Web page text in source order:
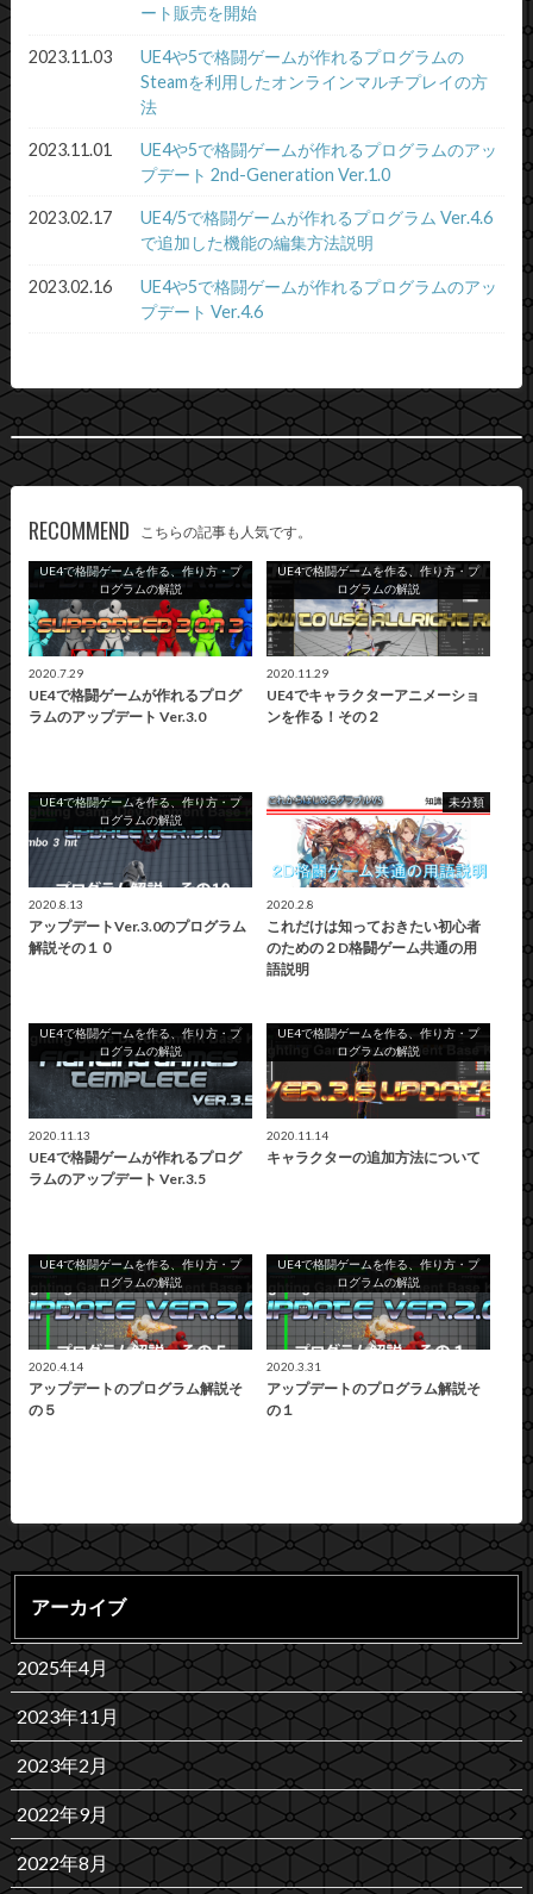
ート販売を開始
2023.11.03
UE4や5で格闘ゲームが作れるプログラムの
Steamを利用したオンラインマルチプレイの方
法
2023.11.01
UE4や5で格闘ゲームが作れるプログラムのアッ
プデート 2nd-Generation Ver.1.0
2023.02.17
UE4/5で格闘ゲームが作れるプログラム Ver.4.6
で追加した機能の編集方法説明
2023.02.16
UE4や5で格闘ゲームが作れるプログラムのアッ
プデート Ver.4.6
RECOMMEND こちらの記事も人気です。
UE4で格闘ゲームを作る、作り方・プ
ログラムの解説
2020.7.29
UE4で格闘ゲームが作れるプログ
ラムのアップデート Ver.3.0
UE4で格闘ゲームを作る、作り方・プ
ログラムの解説
2020.11.29
UE4でキャラクターアニメーショ
ンを作る！その２
UE4で格闘ゲームを作る、作り方・プ
ログラムの解説
2020.8.13
アップデートVer.3.0のプログラム
解説その１０
未分類
2020.2.8
これだけは知っておきたい初心者
のための２D格闘ゲーム共通の用
語説明
UE4で格闘ゲームを作る、作り方・プ
ログラムの解説
2020.11.13
UE4で格闘ゲームが作れるプログ
ラムのアップデート Ver.3.5
UE4で格闘ゲームを作る、作り方・プ
ログラムの解説
2020.11.14
キャラクターの追加方法について
UE4で格闘ゲームを作る、作り方・プ
ログラムの解説
2020.4.14
アップデートのプログラム解説そ
の５
UE4で格闘ゲームを作る、作り方・プ
ログラムの解説
2020.3.31
アップデートのプログラム解説そ
の１
アーカイブ
2025年4月
2023年11月
2023年2月
2022年9月
2022年8月